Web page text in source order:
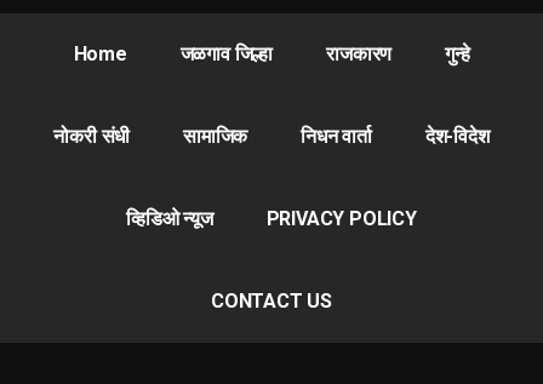
Home जळगाव जिल्हा राजकारण गुन्हे
नोकरी संधी सामाजिक निधन वार्ता देश-विदेश
व्हिडिओ न्यूज PRIVACY POLICY
CONTACT US